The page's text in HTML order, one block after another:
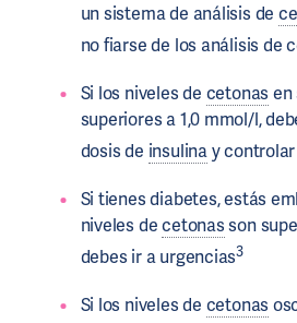
un sistema de análisis de
no fiarse de los análisis de
Si los niveles de cetonas en
superiores a 1,0 mmol/l,
dosis de insulinay controlar
Si tienes diabetes, estás
niveles decetonasson
debes ir a urgencias3
Si los niveles de cetonas